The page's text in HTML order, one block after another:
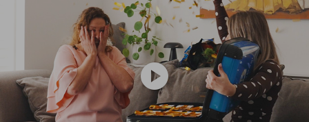
play_circle